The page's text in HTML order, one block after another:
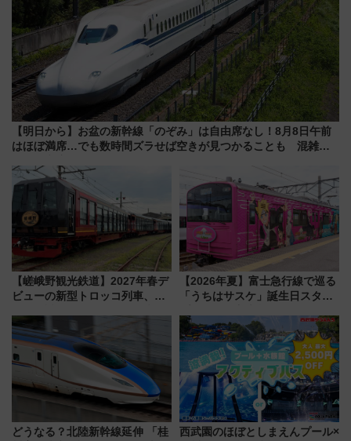
【明日から】お盆の新幹線「のぞみ」は自由席なし！8月8日午前
はほぼ満席…でも数時間ズラせば空きが見つかることも 混雑避
【嵯峨野観光鉄道】2027年春デ
ビューの新型トロッコ列車、い
は2026年で引退
【2026年夏】富士急行線で巡る
「うちはサスケ」誕生日スタン
定グルメ＆グッズ徹底ガイド
どうなる？北陸新幹線延伸 「桂
西武園のほぼとしまえんプール×